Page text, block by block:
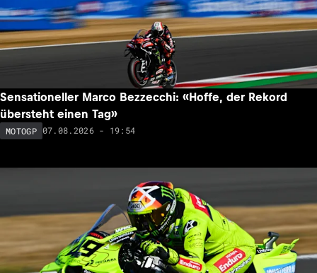
Sensationeller Marco Bezzecchi: «Hoffe, der Rekord
übersteht einen Tag»
MOTOGP 07.08.2026 - 19:54